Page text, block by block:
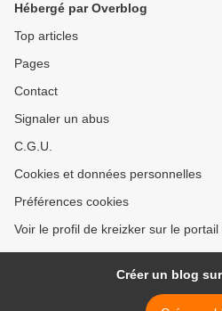
Hébergé par Overblog
Top articles
Pages
Contact
Signaler un abus
C.G.U.
Cookies et données personnelles
Préférences cookies
Voir le profil de kreizker sur le portail
Créer un blog